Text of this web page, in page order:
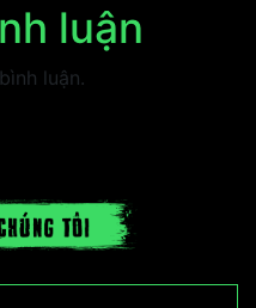
luận
luận.